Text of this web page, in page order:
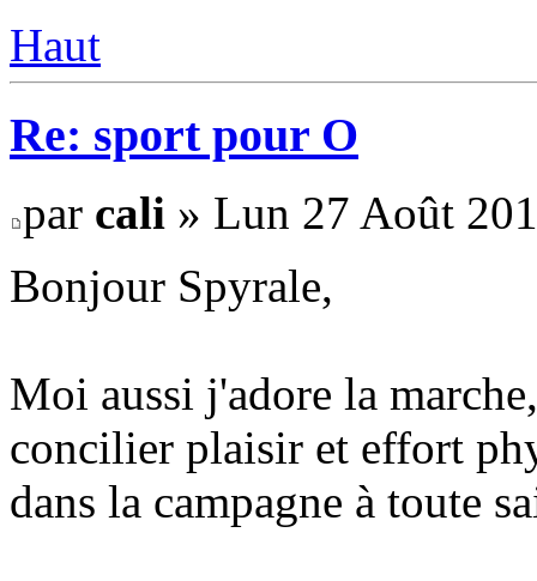
Haut
Re: sport pour O
par cali » Lun 27 Août
Bonjour Spyrale,
Moi aussi j'adore la
concilier plaisir et effort
dans la campagne à toute